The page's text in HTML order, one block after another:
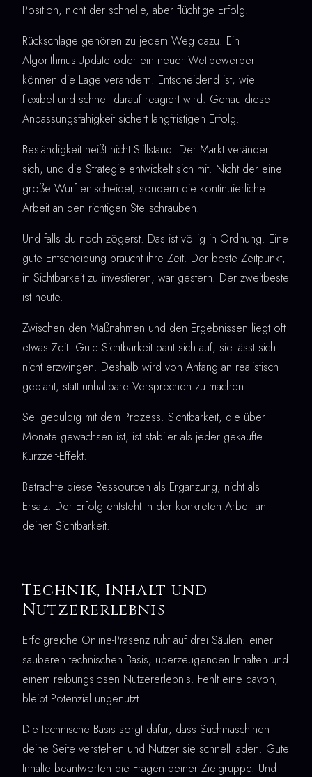
Position, nicht der schnelle, aber flüchtige Erfolg.
Rückschläge gehören zu jedem Weg dazu. Ein
Algorithmus-Update oder ein neuer Wettbewerber
können die Lage verändern. Entscheidend ist, wie
flexibel und schnell darauf reagiert wird. Genau diese
Anpassungsfähigkeit sichert langfristigen Erfolg.
Beständigkeit heißt nicht Stillstand. Der Markt verändert
sich, und die Strategie entwickelt sich mit. Nicht der eine
große Wurf entscheidet, sondern die kontinuierliche
Arbeit an den richtigen Stellschrauben.
Und falls du noch zögerst: Das ist völlig in Ordnung. Eine
gute Entscheidung braucht ihre Zeit. Der beste Zeitpunkt,
in Sichtbarkeit zu investieren, war gestern. Der zweitbeste
ist heute.
Zwischen den Maßnahmen und den Ergebnissen liegt oft
etwas Zeit. Gute Sichtbarkeit baut sich auf, sie lässt sich
nicht erzwingen. Deshalb wird von Anfang an realistisch
geplant, statt unhaltbare Versprechen zu machen.
Sei geduldig mit dem Prozess. Sichtbarkeit, die über
Monate gewachsen ist, ist stabiler als jeder gekaufte
Kurzzeit-Effekt.
Betrachte diese Ressourcen als Ergänzung, nicht als
Ersatz. Der Erfolg entsteht in der konkreten Arbeit an
deiner Sichtbarkeit.
Technik, Inhalt und
Nutzererlebnis
Erfolgreiche Online-Präsenz ruht auf drei Säulen: einer
sauberen technischen Basis, überzeugenden Inhalten und
einem reibungslosen Nutzererlebnis. Fehlt eine davon,
bleibt Potenzial ungenutzt.
Die technische Basis sorgt dafür, dass Suchmaschinen
deine Seite verstehen und Nutzer sie schnell laden. Gute
Inhalte beantworten die Fragen deiner Zielgruppe. Und